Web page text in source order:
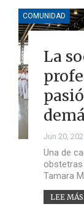
COMUNIDAD
La
Jun 20,
Una de
obstetras
Tamara
LEE